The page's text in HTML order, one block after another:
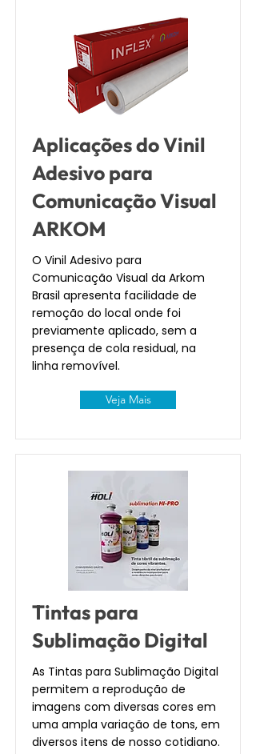
Aplicações do Vinil
Adesivo para
Comunicação Visual
ARKOM
O Vinil Adesivo para
Comunicação Visual da Arkom
Brasil apresenta facilidade de
remoção do local onde foi
previamente aplicado, sem a
presença de cola residual, na
linha removível.
Veja Mais
Tintas para
Sublimação Digital
As Tintas para Sublimação Digital
permitem a reprodução de
imagens com diversas cores em
uma ampla variação de tons, em
diversos itens de nosso cotidiano.